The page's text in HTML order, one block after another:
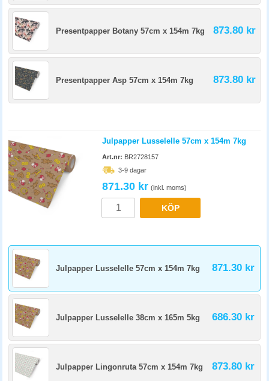
Presentpapper Botany 57cm x 154m 7kg 873.80 kr
Presentpapper Asp 57cm x 154m 7kg 873.80 kr
Julpapper Lusselelle 57cm x 154m 7kg
Art.nr: BR2728157
3-9 dagar
871.30 kr (inkl. moms)
KÖP
Julpapper Lusselelle 57cm x 154m 7kg 871.30 kr
Julpapper Lusselelle 38cm x 165m 5kg 686.30 kr
Julpapper Lingonruta 57cm x 154m 7kg 873.80 kr